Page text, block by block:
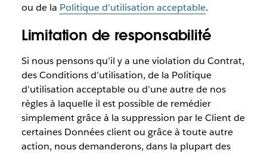
ou de la Politique d’utilisation acceptable.
Limitation de responsabilité
Si nous pensons qu’il y a une violation du Contrat,
des Conditions d’utilisation, de la Politique
d’utilisation acceptable ou d’une autre de nos
règles à laquelle il est possible de remédier
simplement grâce à la suppression par le Client de
certaines Données client ou grâce à toute autre
action, nous demanderons, dans la plupart des